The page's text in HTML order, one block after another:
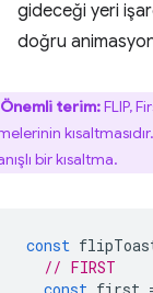
gideceği yeri
doğru
Önemli terim:FLIP,
bir kısaltma.
const
// FIRST